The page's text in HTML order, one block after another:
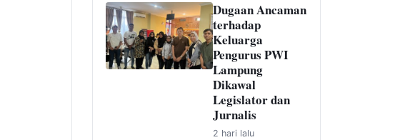
Dugaan Ancaman
terhadap
Keluarga
Pengurus PWI
Lampung
Dikawal
Legislator dan
Jurnalis
2 hari lalu